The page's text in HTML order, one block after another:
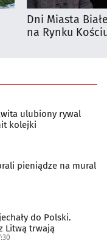
Dni Miasta
na Rynku
ulubiony rywal
kolejki
pieniądze na mural
do Polski.
Litwą trwają